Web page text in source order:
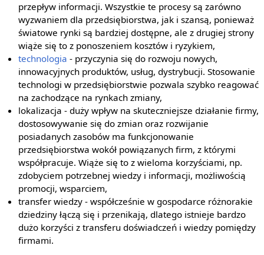
przepływ informacji. Wszystkie te procesy są zarówno
wyzwaniem dla przedsiębiorstwa, jak i szansą, ponieważ
światowe rynki są bardziej dostępne, ale z drugiej strony
wiąże się to z ponoszeniem kosztów i ryzykiem,
technologia - przyczynia się do rozwoju nowych,
innowacyjnych produktów, usług, dystrybucji. Stosowanie
technologi w przedsiębiorstwie pozwala szybko reagować
na zachodzące na rynkach zmiany,
lokalizacja - duży wpływ na skuteczniejsze działanie firmy,
dostosowywanie się do zmian oraz rozwijanie
posiadanych zasobów ma funkcjonowanie
przedsiębiorstwa wokół powiązanych firm, z którymi
współpracuje. Wiąże się to z wieloma korzyściami, np.
zdobyciem potrzebnej wiedzy i informacji, możliwością
promocji, wsparciem,
transfer wiedzy - współcześnie w gospodarce różnorakie
dziedziny łączą się i przenikają, dlatego istnieje bardzo
dużo korzyści z transferu doświadczeń i wiedzy pomiędzy
firmami.